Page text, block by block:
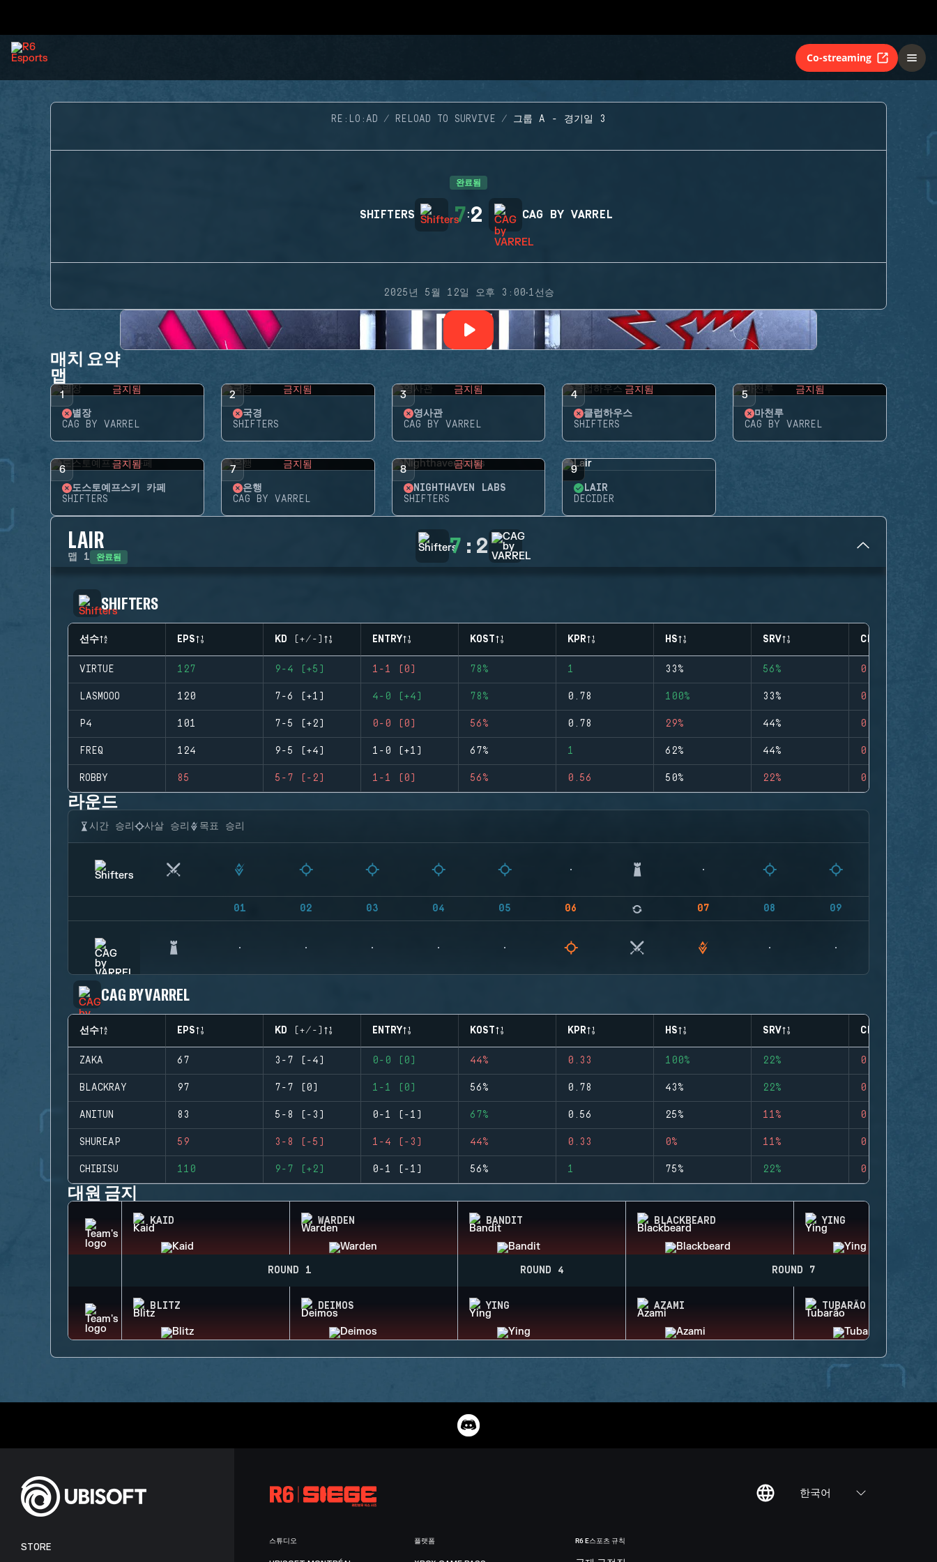
Co-streaming
RE:LO:AD RELOAD TO SURVIVE 그룹 A - 경기일 3
완료됨
SHIFTERS 7:2 CAG BY VARREL
2025년 5월 12일 오후 3:00·1선승
매치 요약
맵
1 금지됨
별장
CAG BY VARREL
2 금지됨
국경
SHIFTERS
3 금지됨
영사관
CAG BY VARREL
4 금지됨
클럽하우스
SHIFTERS
5 금지됨
마천루
CAG BY VARREL
6 금지됨
도스토예프스키 카페
SHIFTERS
7 금지됨
은행
CAG BY VARREL
8 금지됨
NIGHTHAVEN LABS
SHIFTERS
9
LAIR
DECIDER
LAIR
맵 1 완료됨 7 : 2
SHIFTERS
선수 EPS KD (+/-) ENTRY KOST KPR HS SRV CLUTCHES
VIRTUE 127 9-4 (+5) 1-1 (0) 78% 1 33% 56% 0
LASMOOO 120 7-6 (+1) 4-0 (+4) 78% 0.78 100% 33% 0
P4 101 7-5 (+2) 0-0 (0) 56% 0.78 29% 44% 0
FREQ 124 9-5 (+4) 1-0 (+1) 67% 1 62% 44% 0
ROBBY 85 5-7 (-2) 1-1 (0) 56% 0.56 50% 22% 0
라운드
시간 승리 사살 승리 목표 승리
01 02 03 04 05 06 07 08 09
CAG BY VARREL
선수 EPS KD (+/-) ENTRY KOST KPR HS SRV CLUTCHES
ZAKA 67 3-7 (-4) 0-0 (0) 44% 0.33 100% 22% 0
BLACKRAY 97 7-7 (0) 1-1 (0) 56% 0.78 43% 22% 0
ANITUN 83 5-8 (-3) 0-1 (-1) 67% 0.56 25% 11% 0
SHUREAP 59 3-8 (-5) 1-4 (-3) 44% 0.33 0% 11% 0
CHIBISU 110 9-7 (+2) 0-1 (-1) 56% 1 75% 22% 0
대원 금지
KAID WARDEN BANDIT BLACKBEARD YING
ROUND 1 ROUND 4 ROUND 7
BLITZ DEIMOS YING AZAMI TUBARÃO
한국어
STORE
스튜디오 플랫폼 R6 E스포츠 규칙